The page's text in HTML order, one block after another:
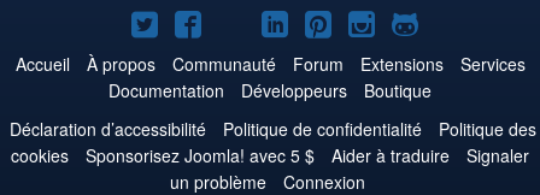
Joomla!
sur
Twitter
Joomla!
sur
Facebook
Joomla!
sur
YouTube
Joomla!
sur
LinkedIn
Joomla!
sur
Pinterest
Joomla!
sur
Instagram
Joomla!
sur
GitHub
Accueil À propos Communauté Forum Extensions
Services
Documentation
Développeurs
Boutique
Déclaration d’accessibilité
Politique de confidentialité
Politique des
cookies
Sponsorisez Joomla! avec 5 $ Aider à traduire
Signaler
un problème
Connexion